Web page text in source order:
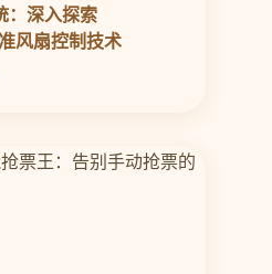
：深入探索
风扇控制技术